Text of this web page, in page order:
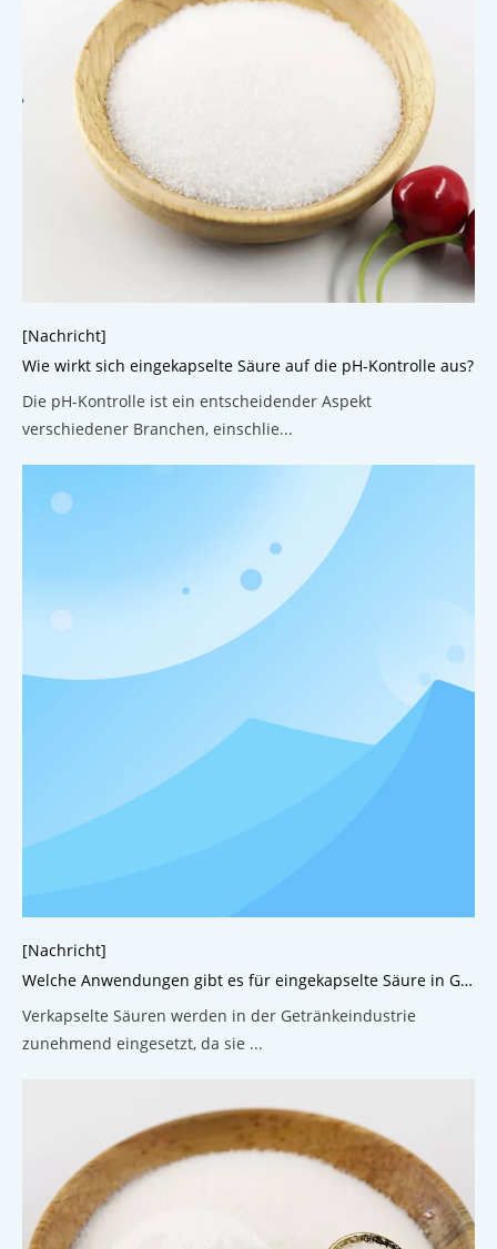
[Nachricht]
Wie wirkt sich eingekapselte Säure auf die pH-Kontrolle aus?
Die pH-Kontrolle ist ein entscheidender Aspekt
verschiedener Branchen, einschlie...
[Nachricht]
Welche Anwendungen gibt es für eingekapselte Säure in Getränken?
Verkapselte Säuren werden in der Getränkeindustrie
zunehmend eingesetzt, da sie ...